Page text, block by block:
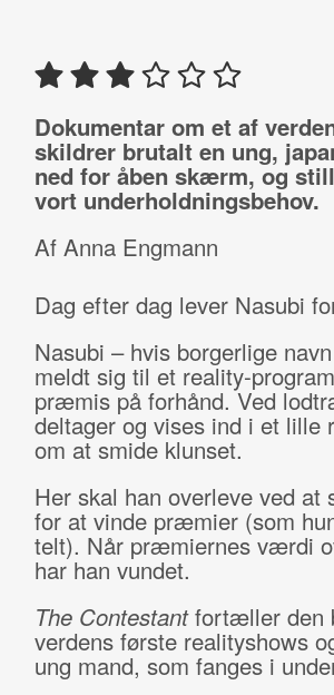
Dokumentar om et af
skildrer brutalt en ung,
ned for åben skærm, og
vort underholdningsbehov.
Af Anna Engmann
Dag efter dag lever Nasubi
Nasubi – hvis borgerlige
meldt sig til et reality-
præmis på forhånd. Ved
deltager og vises ind i et lille
om at smide klunset.
Her skal han overleve ved at
for at vinde præmier (som
telt). Når præmiernes værdi
har han vundet.
The Contestantfortæller den
verdens første realityshows
ung mand, som fanges i